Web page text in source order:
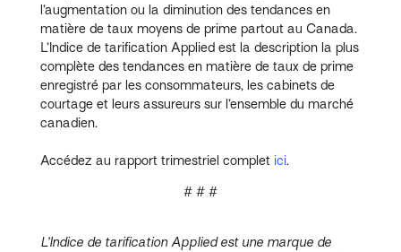
l’augmentation ou la diminution des tendances en
matière de taux moyens de prime partout au Canada.
L’Indice de tarification Applied est la description la plus
complète des tendances en matière de taux de prime
enregistré par les consommateurs, les cabinets de
courtage et leurs assureurs sur l’ensemble du marché
canadien.
Accédez au rapport trimestriel completici.
# # #
L’Indice de tarification Applied est une marque de